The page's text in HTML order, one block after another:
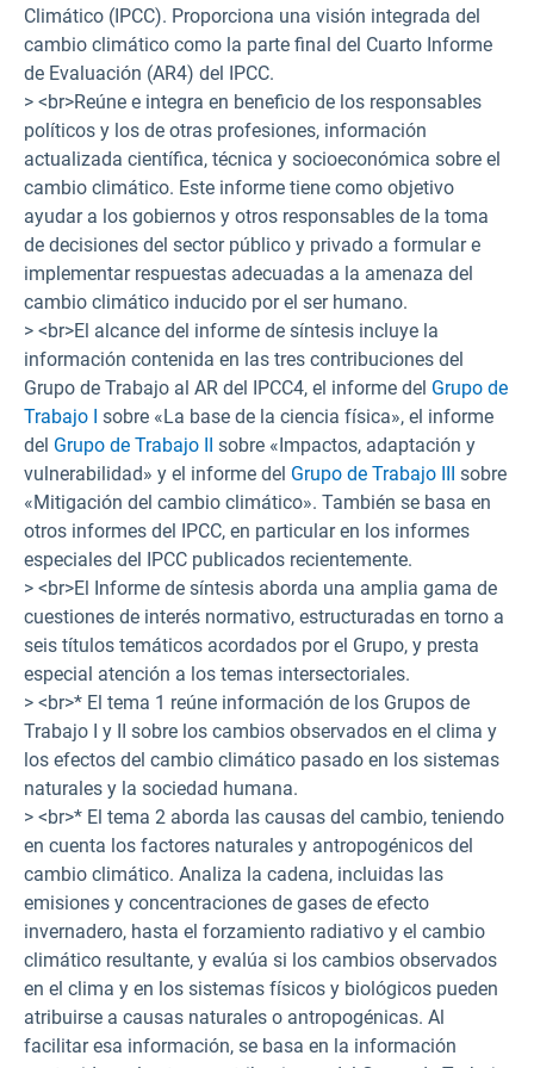
Climático (IPCC). Proporciona una visión integrada del
cambio climático como la parte final del Cuarto Informe
de Evaluación (AR4) del IPCC.
> <br>Reúne e integra en beneficio de los responsables
políticos y los de otras profesiones, información
actualizada científica, técnica y socioeconómica sobre el
cambio climático. Este informe tiene como objetivo
ayudar a los gobiernos y otros responsables de la toma
de decisiones del sector público y privado a formular e
implementar respuestas adecuadas a la amenaza del
cambio climático inducido por el ser humano.
> <br>El alcance del informe de síntesis incluye la
información contenida en las tres contribuciones del
Grupo de Trabajo al AR del IPCC4, el informe del Grupo de
Trabajo I sobre «La base de la ciencia física», el informe
del Grupo de Trabajo II sobre «Impactos, adaptación y
vulnerabilidad» y el informe del Grupo de Trabajo III sobre
«Mitigación del cambio climático». También se basa en
otros informes del IPCC, en particular en los informes
especiales del IPCC publicados recientemente.
> <br>El Informe de síntesis aborda una amplia gama de
cuestiones de interés normativo, estructuradas en torno a
seis títulos temáticos acordados por el Grupo, y presta
especial atención a los temas intersectoriales.
> <br>* El tema 1 reúne información de los Grupos de
Trabajo I y II sobre los cambios observados en el clima y
los efectos del cambio climático pasado en los sistemas
naturales y la sociedad humana.
> <br>* El tema 2 aborda las causas del cambio, teniendo
en cuenta los factores naturales y antropogénicos del
cambio climático. Analiza la cadena, incluidas las
emisiones y concentraciones de gases de efecto
invernadero, hasta el forzamiento radiativo y el cambio
climático resultante, y evalúa si los cambios observados
en el clima y en los sistemas físicos y biológicos pueden
atribuirse a causas naturales o antropogénicas. Al
facilitar esa información, se basa en la información